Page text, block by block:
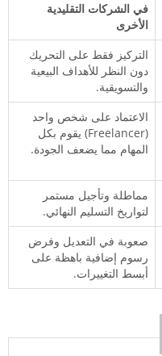
في الشركات التقليدية
الأخرى
التركيز فقط على التحريك
دون النظر للأهداف البيعية
والتسويقية.
الاعتماد على شخص واحد
(Freelancer) يقوم بكل
المهام مما يضعف الجودة.
مماطلة وتأجيل مستمر
لتواريخ التسليم النهائي.
صعوبة في التعديل وفرض
رسوم إضافية باهظة على
أبسط التغييرات.